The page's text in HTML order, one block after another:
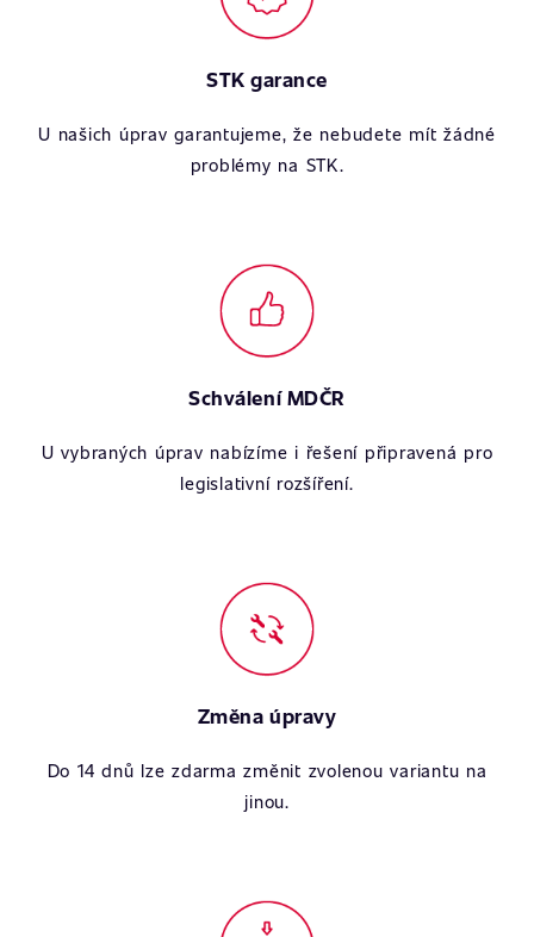
STK garance
U našich úprav garantujeme, že nebudete mít žádné
problémy na STK.
Schválení MDČR
U vybraných úprav nabízíme i řešení připravená pro
legislativní rozšíření.
Změna úpravy
Do 14 dnů lze zdarma změnit zvolenou variantu na
jinou.